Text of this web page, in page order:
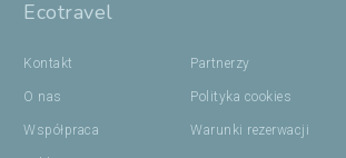
Ecotravel
Kontakt
O nas
Współpraca
Partnerzy
Polityka cookies
Warunki rezerwacji